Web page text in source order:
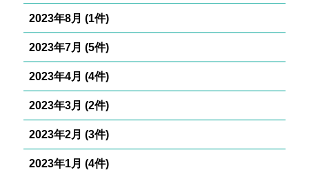
2023年8月 (1件)
2023年7月 (5件)
2023年4月 (4件)
2023年3月 (2件)
2023年2月 (3件)
2023年1月 (4件)